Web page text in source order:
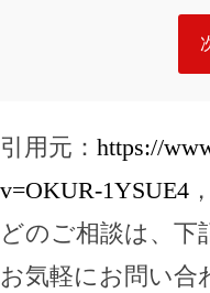
引用元： https://
v=OKUR-1YSUE4
どのご相談は、
お気軽にお問い合